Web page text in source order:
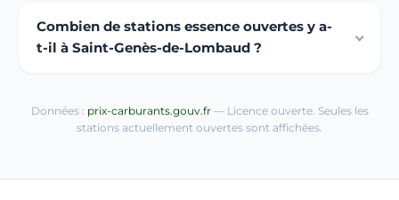
Combien de stations essence ouvertes y a-
t-il à Saint-Genès-de-Lombaud ?
Données : prix-carburants.gouv.fr— Licence ouverte. Seules les
stations actuellement ouvertes sont affichées.